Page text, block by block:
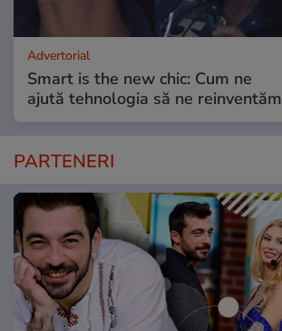
Advertorial
Smart is the new chic: Cum ne
ajută tehnologia să ne reinventăm
PARTENERI